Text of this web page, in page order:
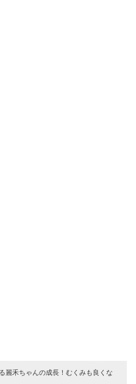
麗禾ちゃんの成長！むくみも良くな